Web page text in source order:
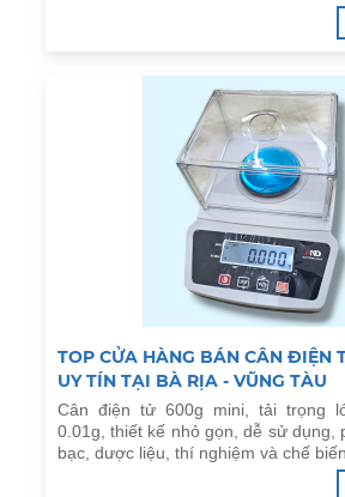
TOP CỬA HÀNG BÁN CÂN ĐIỆN
UY TÍN TẠI BÀ RỊA - VŨNG TÀU
Cân điện tử 600g mini, tải trọng
0.01g, thiết kế nhỏ gọn, dễ sử dụng,
bạc, dược liệu, thí nghiệm và chế